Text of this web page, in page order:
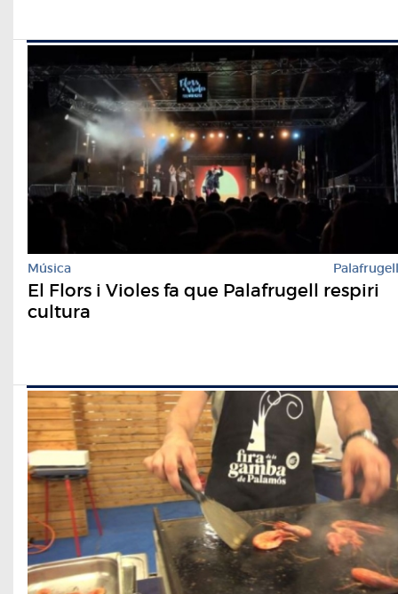
Música Palafrugell
El Flors i Violes fa que Palafrugell respiri
cultura